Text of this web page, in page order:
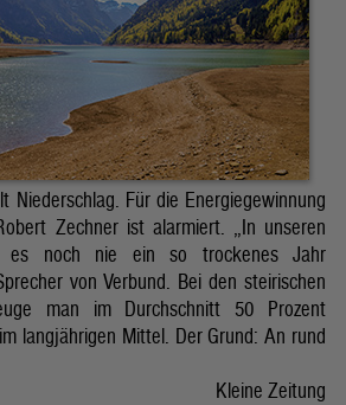
Niederschlag. Für die Energiegewinnung
Zechner ist alarmiert. „In unseren
es noch nie ein so trockenes Jahr
von Verbund. Bei den steirischen
man im Durchschnitt 50 Prozent
langjährigen Mittel. Der Grund: An rund
Kleine Zeitung